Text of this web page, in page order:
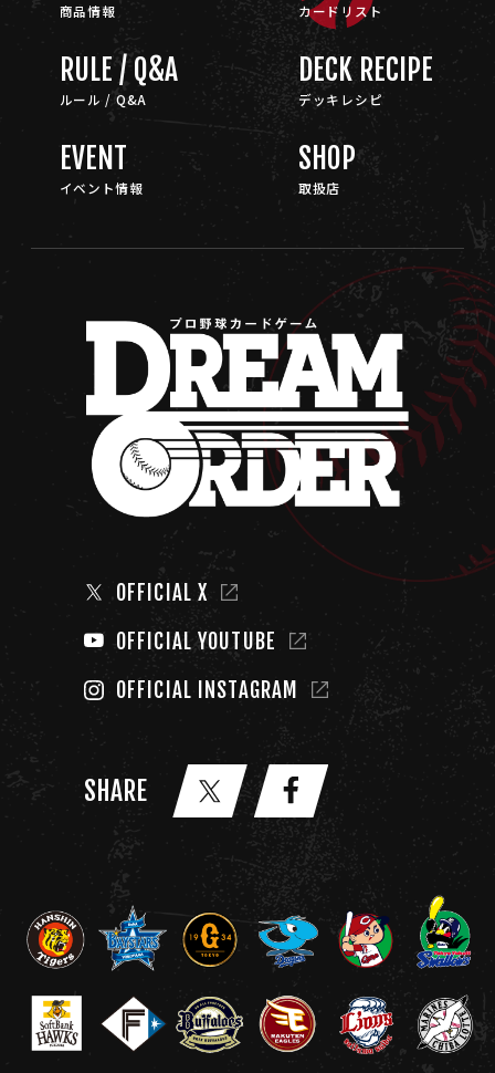
商品情報 カードリスト
RULE / Q&A
ルール / Q&A
DECK RECIPE
デッキレシピ
EVENT
イベント情報
SHOP
取扱店
OFFICIAL X
OFFICIAL YOUTUBE
OFFICIAL INSTAGRAM
SHARE